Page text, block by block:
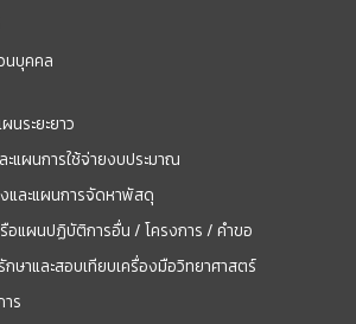
นบุคคล
นระยะยาว
ะแผนการใช้จ่ายงบประมาณ
ละแผนการจัดหาพัสดุ
อแผนปฏิบัติการอื่น / โครงการ / คำขอ
ษาและสอบเทียบเครื่องมือวิทยาศาสตร์
ร